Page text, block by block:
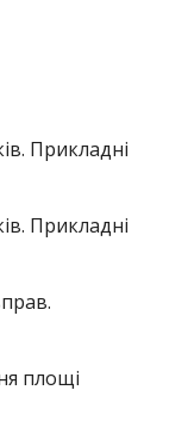
Прикладні
Прикладні
площі